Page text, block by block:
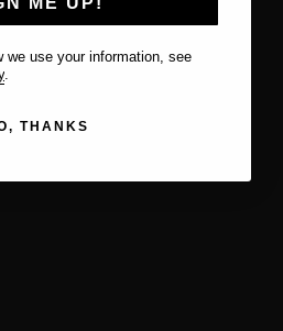
we use your information, see
.
THANKS